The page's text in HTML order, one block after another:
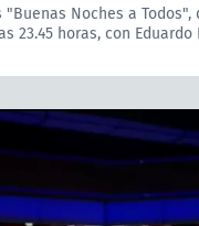
Noches a Todos",
23.45 horas, con Eduardo